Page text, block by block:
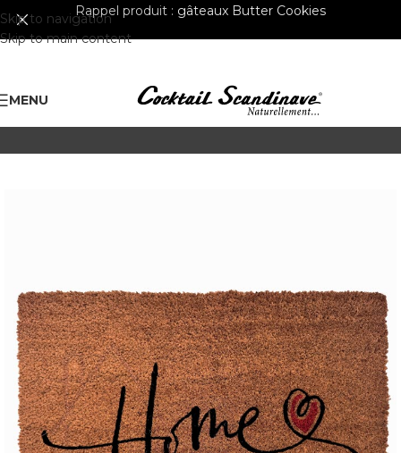
Skip to navigation
Skip to main content
Rappel produit : gâteaux Butter Cookies
MENU